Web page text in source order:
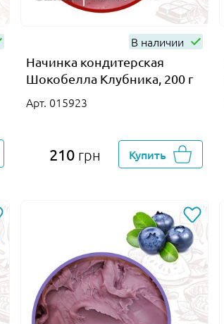
В наличии
Начинка кондитерская
Шокобелла Клубника, 200 г
Арт. 015923
210грн Купить